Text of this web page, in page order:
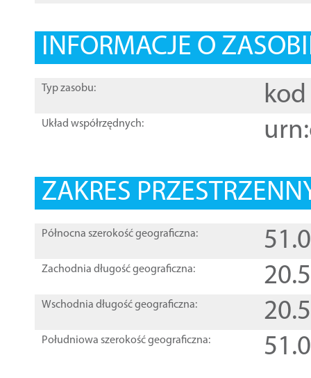
INFORMACJE O
Typ zasobu: kod
Układ współrzędnych:
ZAKRES
Północna szerokość geograficzna:
Zachodnia długość geograficzna:
Wschodnia długość geograficzna:
Południowa szerokość geograficzna: